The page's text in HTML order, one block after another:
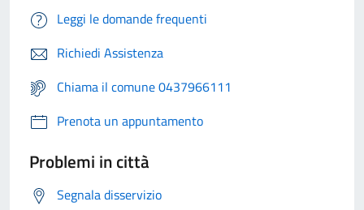
Leggi le domande frequenti
Richiedi Assistenza
Chiama il comune 0437966111
Prenota un appuntamento
Problemi in città
Segnala disservizio